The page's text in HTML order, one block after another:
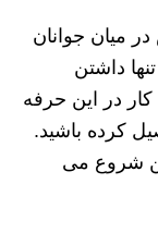
میان جوانان
داشتن
در این حرفه
کرده باشید.
شروع می